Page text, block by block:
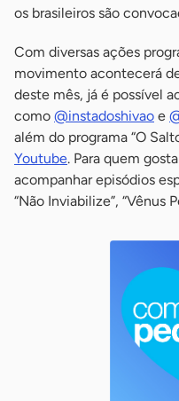
os brasileiros são
Com diversas ações
movimento acontecerá
deste mês, já é possível
como @instadoshivao e
além do programa “O
Youtube. Para quem
acompanhar episódios
“Não Inviabilize”, “Vênus